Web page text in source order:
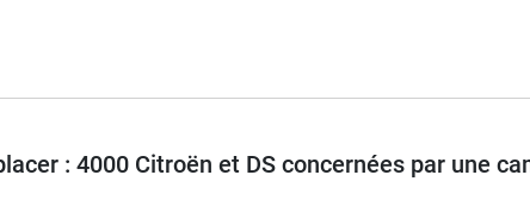
: 4000 Citroën et DS concernées par une